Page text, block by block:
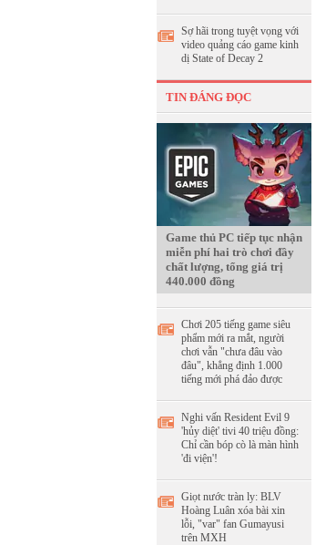
Sợ hãi trong tuyệt vọng với
video quảng cáo game kinh
dị State of Decay 2
TIN ĐÁNG ĐỌC
Game thủ PC tiếp tục nhận
miễn phí hai trò chơi đầy
chất lượng, tổng giá trị
440.000 đồng
Chơi 205 tiếng game siêu
phẩm mới ra mắt, người
chơi vẫn "chưa đâu vào
đâu", khẳng định 1.000
tiếng mới phá đảo được
Nghi vấn Resident Evil 9
'hủy diệt' tivi 40 triệu đồng:
Chỉ cần bóp cò là màn hình
'đi viện'!
Giọt nước tràn ly: BLV
Hoàng Luân xóa bài xin
lỗi, "var" fan Gumayusi
trên MXH